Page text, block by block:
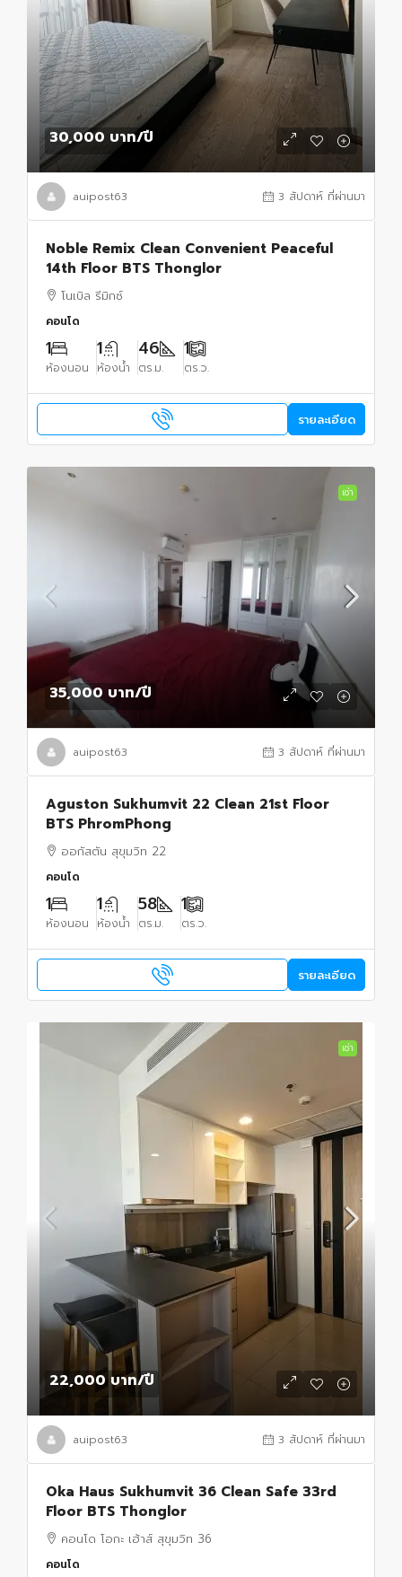
30,000 บาท/ปี
auipost63 3 สัปดาห์ ที่ผ่านมา
Noble Remix Clean Convenient Peaceful
14th Floor BTS Thonglor
โนเบิล รีมิกซ์
คอนโด
1
ห้องนอน
1
ห้องน้ำ
46
ตร.ม.
1
ตร.ว.
รายละเอียด
เช่า
35,000 บาท/ปี
auipost63 3 สัปดาห์ ที่ผ่านมา
Aguston Sukhumvit 22 Clean 21st Floor
BTS PhromPhong
ออกัสตัน สุขุมวิท 22
คอนโด
1
ห้องนอน
1
ห้องน้ำ
58
ตร.ม.
1
ตร.ว.
รายละเอียด
เช่า
22,000 บาท/ปี
auipost63 3 สัปดาห์ ที่ผ่านมา
Oka Haus Sukhumvit 36 Clean Safe 33rd
Floor BTS Thonglor
คอนโด โอกะ เฮ้าส์ สุขุมวิท 36
คอนโด